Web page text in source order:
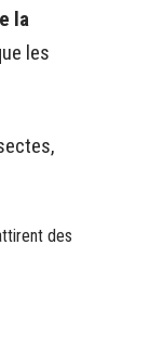
la
les
des